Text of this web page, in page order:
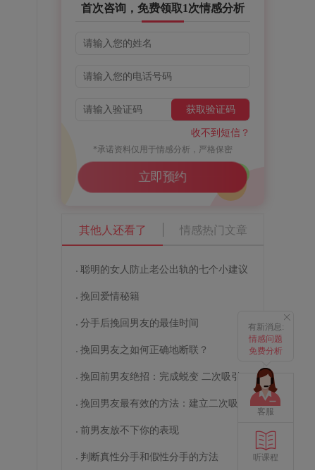
首次咨询，免费领取1次情感分析
获取验证码
收不到短信？
*承诺资料仅用于情感分析，严格保密
立即预约
其他人还看了 情感热门文章
聪明的女人防止老公出轨的七个小建议
挽回爱情秘籍
分手后挽回男友的最佳时间
挽回男友之如何正确地断联？
挽回前男友绝招：完成蜕变 二次吸引
挽回男友最有效的方法：建立二次吸引
前男友放不下你的表现
判断真性分手和假性分手的方法
有新消息:
情感问题
免费分析
客服
听课程